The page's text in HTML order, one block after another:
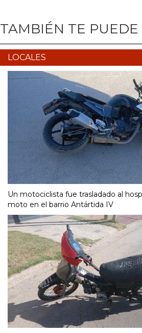
TAMBIÉN TE PUEDE
LOCALES
Un motociclista fue trasladado al
moto en el barrio Antártida IV